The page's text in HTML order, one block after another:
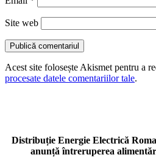
Site web
Acest site folosește Akismet pentru a
procesate datele comentariilor tale.
Distribuție Energie Electrică
anunță întreruperea